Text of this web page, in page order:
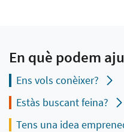
En què podem
Ens vols conèixer?
Estàs buscant feina?
Tens una idea